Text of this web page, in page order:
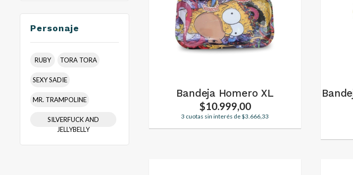
Personaje
RUBY TORA TORA
SEXY SADIE
MR. TRAMPOLINE
SILVERFUCK AND
JELLYBELLY
Bandeja Homero XL
$10.999,00
3 cuotas sin interés de $3.666,33